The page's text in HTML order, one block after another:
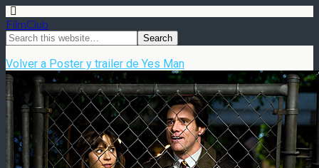
FilmClub
Volver a Poster y trailer de Yes Man